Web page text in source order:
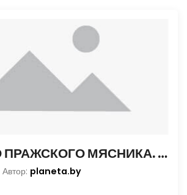
УБИЙСТВО ПРАЖСКОГО МЯСНИКА. ЧАСТЬ 1
Автор: planeta.by